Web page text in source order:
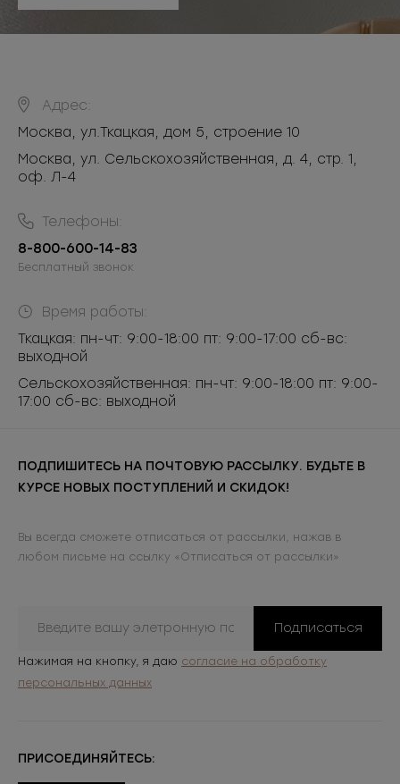
Адрес:
Москва, ул.Ткацкая, дом 5, строение 10
Москва, ул. Сельскохозяйственная, д. 4, стр. 1,
оф. Л-4
Телефоны:
8-800-600-14-83
Бесплатный звонок
Время работы:
Ткацкая: пн-чт: 9:00-18:00 пт: 9:00-17:00 сб-вс:
выходной
Сельскохозяйственная: пн-чт: 9:00-18:00 пт: 9:00-
17:00 сб-вс: выходной
ПОДПИШИТЕСЬ НА ПОЧТОВУЮ РАССЫЛКУ. БУДЬТЕ В
КУРСЕ НОВЫХ ПОСТУПЛЕНИЙ И СКИДОК!
Вы всегда сможете отписаться от рассылки, нажав в
любом письме на ссылку «Отписаться от рассылки»
Подписаться
Нажимая на кнопку, я даю согласие на обработку
персональных данных
ПРИСОЕДИНЯЙТЕСЬ: